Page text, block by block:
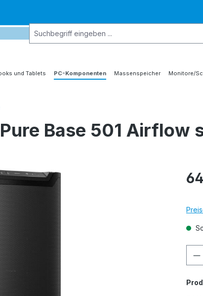
und Tablets PC-Komponenten Massenspeicher Monitore/
Base 501 Airflow